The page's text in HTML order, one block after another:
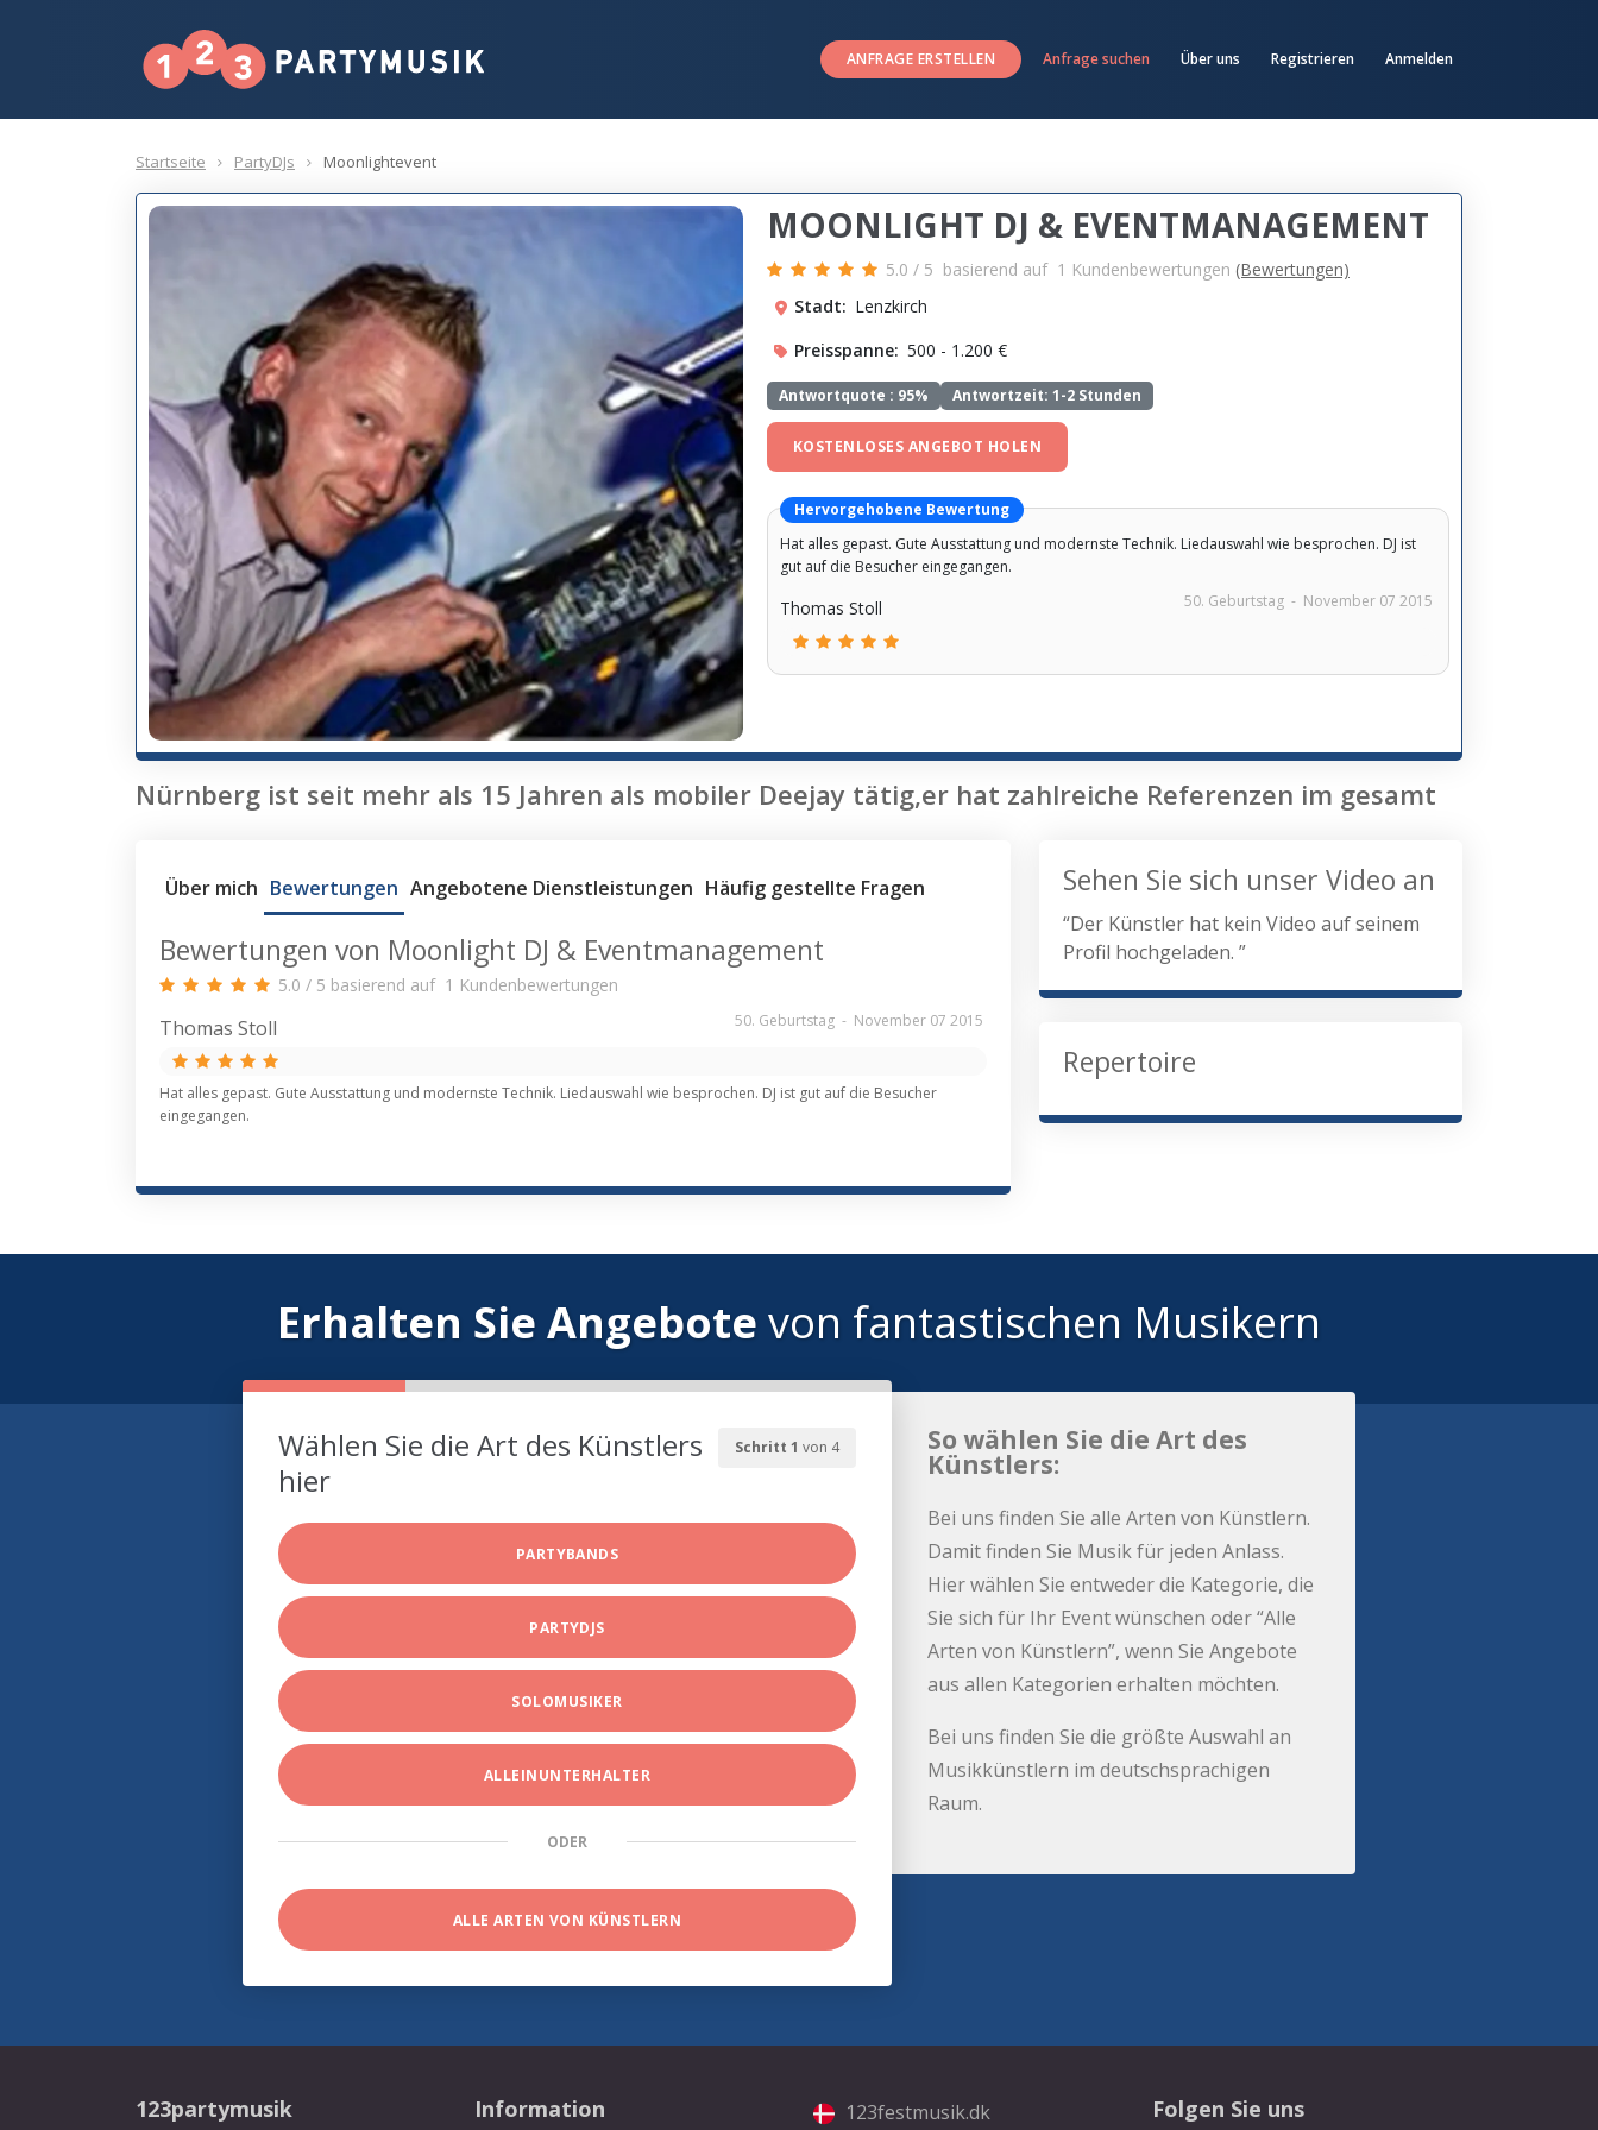
ANFRAGE ERSTELLEN Anfrage suchen Über uns Registrieren Anmelden
Startseite PartyDJs Moonlightevent
MOONLIGHT DJ & EVENTMANAGEMENT
5.0 / 5 basierend auf 1 Kundenbewertungen (Bewertungen)
Stadt: Lenzkirch
Preisspanne: 500 - 1.200 €
Antwortquote : 95% Antwortzeit: 1-2 Stunden
KOSTENLOSES ANGEBOT HOLEN
Hervorgehobene Bewertung
Hat alles gepast. Gute Ausstattung und modernste Technik. Liedauswahl wie besprochen. DJ ist
gut auf die Besucher eingegangen.
Thomas Stoll 50. Geburtstag - November 07 2015
Nürnberg ist seit mehr als 15 Jahren als mobiler Deejay tätig,er hat zahlreiche Referenzen im gesamt
Über mich Bewertungen Angebotene Dienstleistungen Häufig gestellte Fragen
Bewertungen von Moonlight DJ & Eventmanagement
5.0 / 5 basierend auf 1 Kundenbewertungen
Thomas Stoll 50. Geburtstag - November 07 2015
Hat alles gepast. Gute Ausstattung und modernste Technik. Liedauswahl wie besprochen. DJ ist gut auf die Besucher
eingegangen.
Sehen Sie sich unser Video an
“Der Künstler hat kein Video auf seinem
Profil hochgeladen. ”
Repertoire
Erhalten Sie Angebote von fantastischen Musikern
Schritt 1 von 4
Wählen Sie die Art des Künstlers
hier
PARTYBANDS
PARTYDJS
SOLOMUSIKER
ALLEINUNTERHALTER
ODER
ALLE ARTEN VON KÜNSTLERN
So wählen Sie die Art des
Künstlers:
Bei uns finden Sie alle Arten von Künstlern.
Damit finden Sie Musik für jeden Anlass.
Hier wählen Sie entweder die Kategorie, die
Sie sich für Ihr Event wünschen oder “Alle
Arten von Künstlern”, wenn Sie Angebote
aus allen Kategorien erhalten möchten.
Bei uns finden Sie die größte Auswahl an
Musikkünstlern im deutschsprachigen
Raum.
123partymusik Information 123festmusik.dk Folgen Sie uns